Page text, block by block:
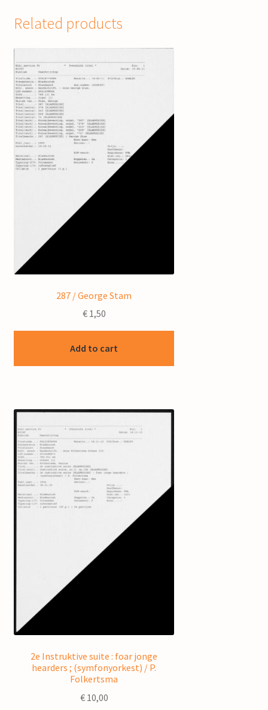
Related products
287 / George Stam
€1,50
Add to cart
2e Instruktive suite : foar jonge
hearders ; (symfonyorkest) / P.
Folkertsma
€10,00